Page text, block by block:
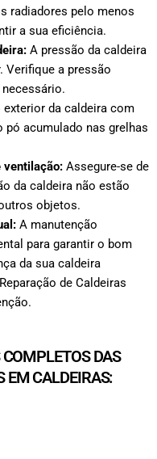
radiadores pelo menos
a sua eficiência.
A pressão da caldeira
Verifique a pressão
exterior da caldeira com
pó acumulado nas grelhas
ventilação: Assegure-se de
da caldeira não estão
objetos.
A manutenção
para garantir o bom
da sua caldeira
de Caldeiras
DAS
EM CALDEIRAS: